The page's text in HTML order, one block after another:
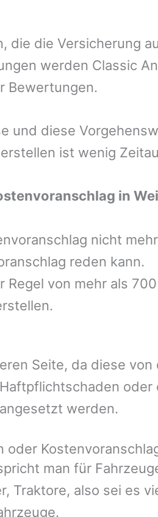
die Versicherung
werden Classic
Bewertungen.
und diese
ist wenig
in
nicht
reden kann.
von mehr als
Seite, da diese
werden.
man für
Traktore, also sei es